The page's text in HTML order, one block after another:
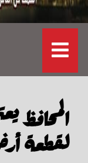
المحافظ
لقطعة أرض 18